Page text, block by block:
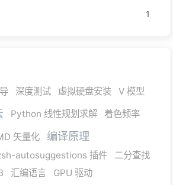
1
深度测试 虚拟硬盘安装
V 模型
Python 线性规划求解 着色频率
矢量化 编译原理
autosuggestions 插件
二分查找
汇编语言
GPU 驱动